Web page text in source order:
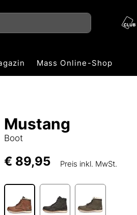
Mass Online-Shop
Mustang
Boot
€ 89,95 Preis inkl. MwSt.